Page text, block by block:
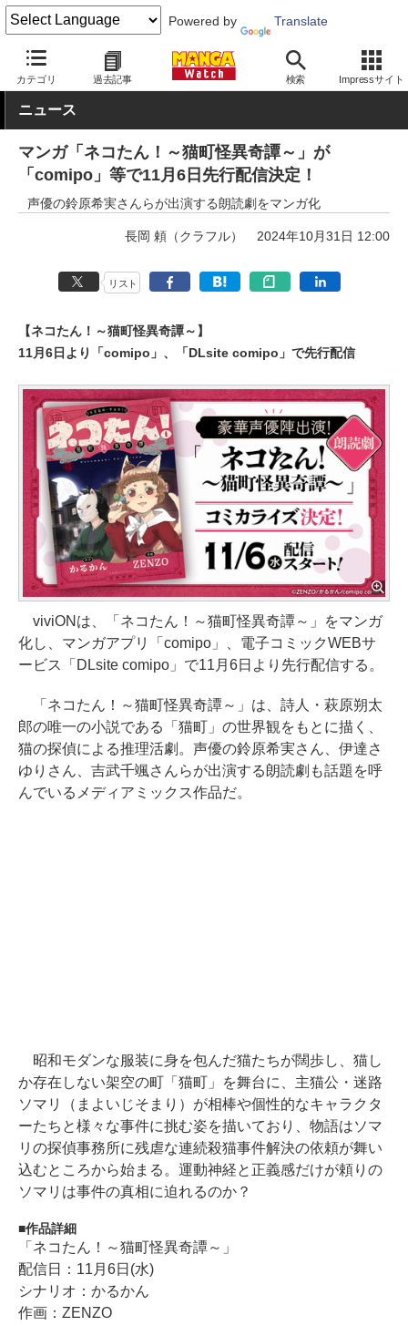
Powered by Translate
カテゴリ 過去記事 検索 Impressサイト
MANGA Watch Web/アプリ
ニュース
マンガ「ネコたん！～猫町怪異奇譚～」が
「comipo」等で11月6日先行配信決定！
声優の鈴原希実さんらが出演する朗読劇をマンガ化
長岡 頼（クラフル） 2024年10月31日 12:00
リスト
【ネコたん！～猫町怪異奇譚～】
11月6日より「comipo」、「DLsite comipo」で先行配信
viviONは、「ネコたん！～猫町怪異奇譚～」をマンガ
化し、マンガアプリ「comipo」、電子コミックWEBサ
ービス「DLsite comipo」で11月6日より先行配信する。
「ネコたん！～猫町怪異奇譚～」は、詩人・萩原朔太
郎の唯一の小説である「猫町」の世界観をもとに描く、
猫の探偵による推理活劇。声優の鈴原希実さん、伊達さ
ゆりさん、吉武千颯さんらが出演する朗読劇も話題を呼
んでいるメディアミックス作品だ。
昭和モダンな服装に身を包んだ猫たちが闊歩し、猫し
か存在しない架空の町「猫町」を舞台に、主猫公・迷路
ソマリ（まよいじそまり）が相棒や個性的なキャラクタ
ーたちと様々な事件に挑む姿を描いており、物語はソマ
リの探偵事務所に残虐な連続殺猫事件解決の依頼が舞い
込むところから始まる。運動神経と正義感だけが頼りの
ソマリは事件の真相に迫れるのか？
作品詳細
「ネコたん！～猫町怪異奇譚～」
配信日：11月6日(水)
シナリオ：かるかん
作画：ZENZO